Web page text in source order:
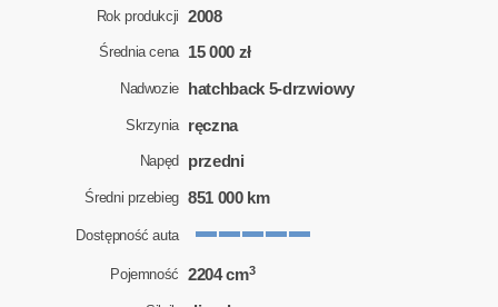
Rok produkcji 2008
Średnia cena 15 000 zł
Nadwozie hatchback 5-drzwiowy
Skrzynia ręczna
Napęd przedni
Średni przebieg 851 000 km
Dostępność auta
Pojemność 2204 cm3